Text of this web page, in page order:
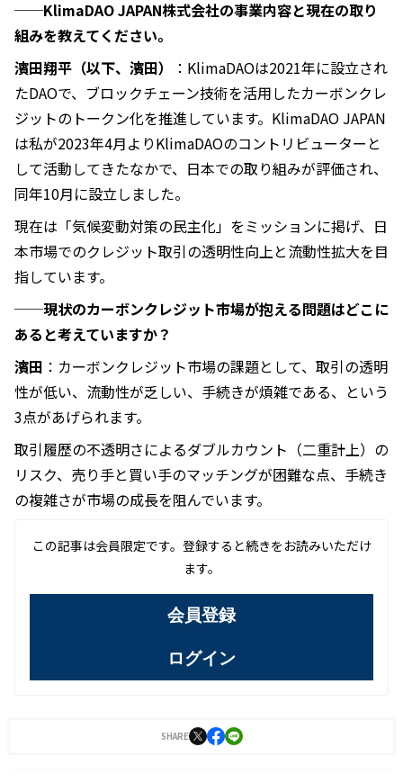
──KlimaDAO JAPAN株式会社の事業内容と現在の取り
組みを教えてください。
濱田翔平（以下、濱田）
：KlimaDAOは2021年に設立され
たDAOで、ブロックチェーン技術を活用したカーボンクレ
ジットのトークン化を推進しています。KlimaDAO JAPAN
は私が2023年4月よりKlimaDAOのコントリビューターと
して活動してきたなかで、日本での取り組みが評価され、
同年10月に設立しました。
現在は「気候変動対策の民主化」をミッションに掲げ、日
本市場でのクレジット取引の透明性向上と流動性拡大を目
指しています。
──現状のカーボンクレジット市場が抱える問題はどこに
あると考えていますか？
濱田 ：カーボンクレジット市場の課題として、取引の透明
性が低い、流動性が乏しい、手続きが煩雑である、という
3点があげられます。
取引履歴の不透明さによるダブルカウント（二重計上）の
リスク、売り手と買い手のマッチングが困難な点、手続き
の複雑さが市場の成長を阻んでいます。
この記事は会員限定です。登録すると続きをお読みいただけ
ます。
会員登録
ログイン
SHARE